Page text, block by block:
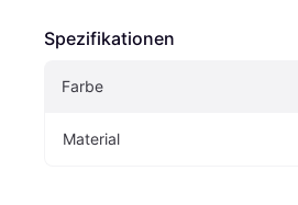
Spezifikationen
Farbe
Material